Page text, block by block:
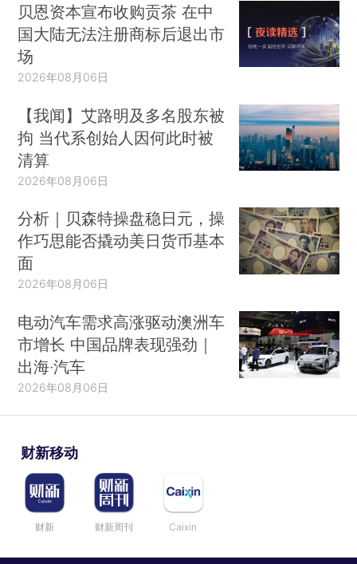
贝恩资本宣布收购贡茶 在中
国大陆无法注册商标后退出市
场
2026年08月06日
【我闻】艾路明及多名股东被
拘 当代系创始人因何此时被
清算
2026年08月06日
分析｜贝森特操盘稳日元，操
作巧思能否撬动美日货币基本
面
2026年08月06日
电动汽车需求高涨驱动澳洲车
市增长 中国品牌表现强劲｜
出海·汽车
2026年08月06日
财新移动
财新 财新周刊 Caixin